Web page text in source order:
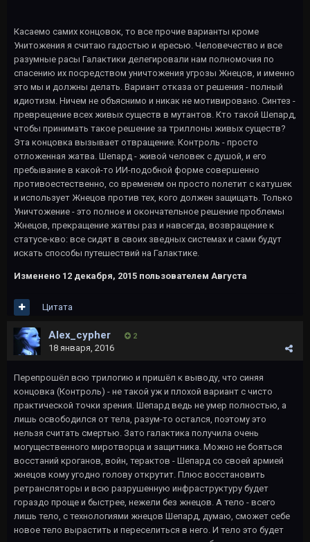
Касаемо самих концовок, то все прочие варианты кроме
Унитожения я считаю гадостью и ересью. Человечество и все
разумные расы Галактики делегировали нам полномочия по
спасению их посредством уничтожения угрозы Жнецов, и именно
это мы и должны делать. Вариант отказа от решения - полный
идиотизм. Ничем не объяснимо и никак не мотивировано. Синтез -
преврещение всех живых существ в мутантов. Кто такой Шепард,
чтобы принимать такое решение за триллоны живых существ?
Эта концовка вызывает отвращение. Контроль - просто
отложенная жатва. Шепард - живой человек с душой, и его
пребывание в какой-то ИИ-подобной форме совершенно
противоестественно, со временем он просто полетит с катушек
и использует Жнецов против тех, кого должен защищать. Только
Уничтожение - это полное и окончательное решение проблемы
Жнецов, прекращение жатвы раз и навсегда, возвращение к
статусе-кво: все сидят в своих зведных системах и сами будут
искать способы путешествий на Галактике.
Изменено 12 декабря, 2015 пользователем Августа
Цитата
Alex_cypher 2
18 января, 2016
Перепрошёл всю трилогию и пришёл к выводу, что синяя
концовка (Контроль) - не такой уж и плохой вариант с чисто
практической точки зрения. Шепард ведь не умер полностью, а
лишь освободился от тела, разум-то остался, поэтому это
нельзя считать смертью. Зато галактика получила очень
могущественного миротворца и защитника. Можно не бояться
восстаний кроганов, войн, терактов - Шепард со своей армией
жнецов кому угодно голову открутит. Плюс восстановить
ретрансляторы и всю разрушенную инфраструктуру будет
гораздо проще и быстрее, нежели без жнецов. А тело - всего
лишь тело, с технологиями жнецов Шепард, думаю, сможет себе
новое тело вырастить и переселиться в него. И тело это будет